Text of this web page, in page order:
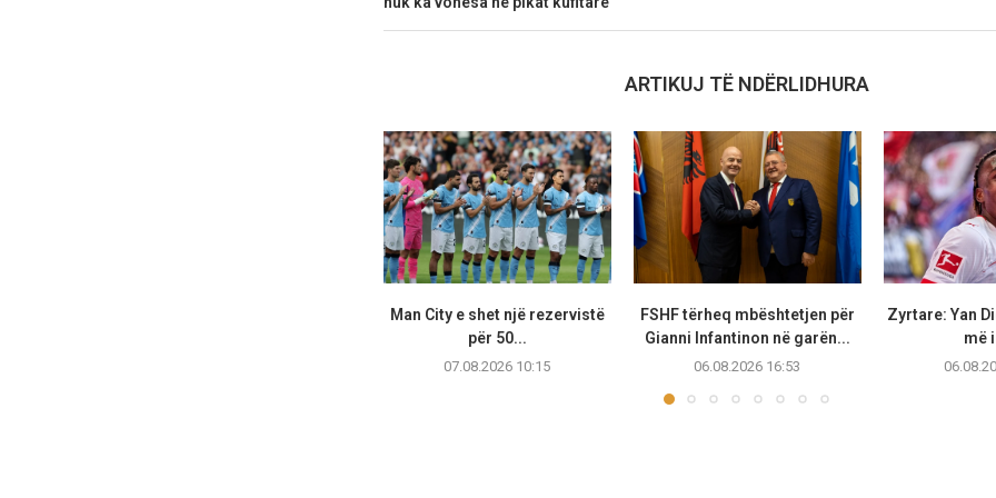
ARTIKUJ TË NDËRLIDHURA
Man City e shet një rezervistë
për 50...
07.08.2026 10:15
FSHF tërheq mbështetjen për
Gianni Infantinon në garën...
06.08.2026 16:53
Zyrtare: Yan
më